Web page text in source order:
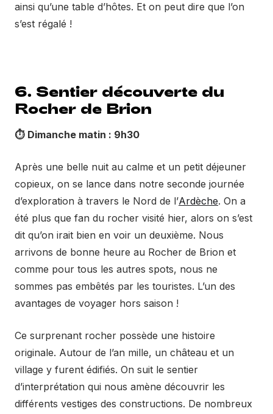
ainsi qu’une table d’hôtes. Et on peut dire que l’on
s’est régalé !
6. Sentier découverte du
Rocher de Brion
⏱️ Dimanche matin : 9h30
Après une belle nuit au calme et un petit déjeuner
copieux, on se lance dans notre seconde journée
d’exploration à travers le Nord de l’Ardèche. On a
été plus que fan du rocher visité hier, alors on s’est
dit qu’on irait bien en voir un deuxième. Nous
arrivons de bonne heure au Rocher de Brion et
comme pour tous les autres spots, nous ne
sommes pas embêtés par les touristes. L’un des
avantages de voyager hors saison !
Ce surprenant rocher possède une histoire
originale. Autour de l’an mille, un château et un
village y furent édifiés. On suit le sentier
d’interprétation qui nous amène découvrir les
différents vestiges des constructions. De nombreux